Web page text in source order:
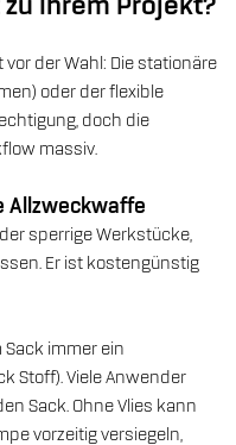
Ihrem Projekt?
der Wahl: Die stationäre
oder der flexible
doch die
massiv.
Allzweckwaffe
sperrige Werkstücke,
Er ist kostengünstig
Sack immer ein
Stoff). Viele Anwender
Sack. Ohne Vlies kann
vorzeitig versiegeln,